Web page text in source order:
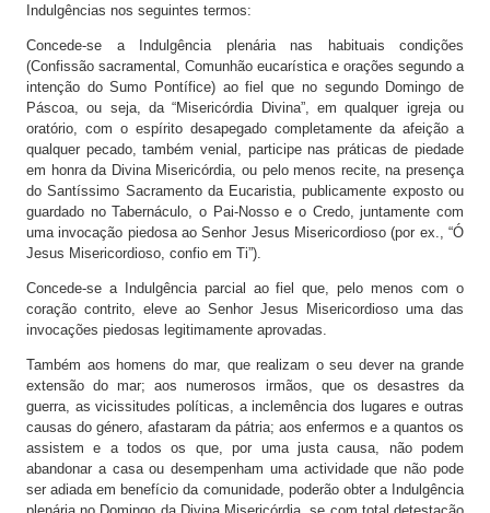
Indulgências nos seguintes termos:
Concede-se a Indulgência plenária nas habituais condições
(Confissão sacramental, Comunhão eucarística e orações segundo a
intenção do Sumo Pontífice) ao fiel que no segundo Domingo de
Páscoa, ou seja, da “Misericórdia Divina”, em qualquer igreja ou
oratório, com o espírito desapegado completamente da afeição a
qualquer pecado, também venial, participe nas práticas de piedade
em honra da Divina Misericórdia, ou pelo menos recite, na presença
do Santíssimo Sacramento da Eucaristia, publicamente exposto ou
guardado no Tabernáculo, o Pai-Nosso e o Credo, juntamente com
uma invocação piedosa ao Senhor Jesus Misericordioso (por ex., “Ó
Jesus Misericordioso, confio em Ti”).
Concede-se a Indulgência parcial ao fiel que, pelo menos com o
coração contrito, eleve ao Senhor Jesus Misericordioso uma das
invocações piedosas legitimamente aprovadas.
Também aos homens do mar, que realizam o seu dever na grande
extensão do mar; aos numerosos irmãos, que os desastres da
guerra, as vicissitudes políticas, a inclemência dos lugares e outras
causas do género, afastaram da pátria; aos enfermos e a quantos os
assistem e a todos os que, por uma justa causa, não podem
abandonar a casa ou desempenham uma actividade que não pode
ser adiada em benefício da comunidade, poderão obter a Indulgência